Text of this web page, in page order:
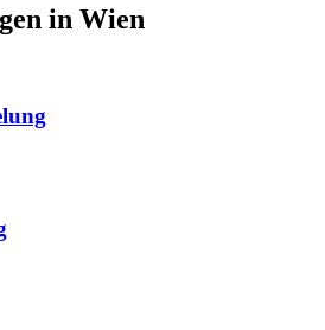
in Wien